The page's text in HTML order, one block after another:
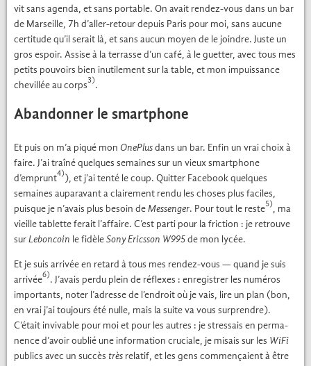
vit sans agen­da, et sans portable. On avait ren­dez-vous dans un bar
de Mar­seille, 7h d’aller-retour depuis Paris pour moi, sans aucune
cer­ti­tude qu’il serait là, et sans aucun moyen de le join­dre. Juste un
gros espoir. Assise à la ter­rasse d’un café, à le guet­ter, avec tous mes
petits pou­voirs bien inutile­ment sur la table, et mon impuis­sance
chevil­lée au corps3).
Abandonner le smartphone
Et puis on m’a piqué mon One­Plusdans un bar. Enfin un vrai choix à
faire. J’ai traîné quelques semaines sur un vieux smart­phone
d’emprunt4)), et j’ai ten­té le coup. Quit­ter Face­book quelques
semaines aupar­a­vant a claire­ment ren­du les choses plus faciles,
puisque je n’avais plus besoin deMes­sen­ger. Pour tout le reste5), ma
vieille tablette ferait l’affaire. C’est par­ti pour la fric­tion : je retrou­ve
surLebon­coin le fidèleSony Eric­s­son W995 de mon lycée.
Et je suis arrivée en retard à tous mes ren­dez-vous — quand je suis
arrivée6). J’avais per­du plein de réflex­es : enreg­istr­er les numéros
impor­tants, not­er l’adresse de l’endroit où je vais, lire un plan (bon,
en vrai j’ai tou­jours été nulle, mais la suite va vous sur­pren­dre).
C’était inviv­able pour moi et pour les autres : je stres­sais en per­ma­
nence d’avoir oublié une infor­ma­tion cru­ciale, je mis­ais sur les WiFi
publics avec un suc­cès très relatif, et les gens com­mençaient à être